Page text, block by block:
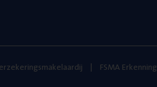
FSMA Erkenning